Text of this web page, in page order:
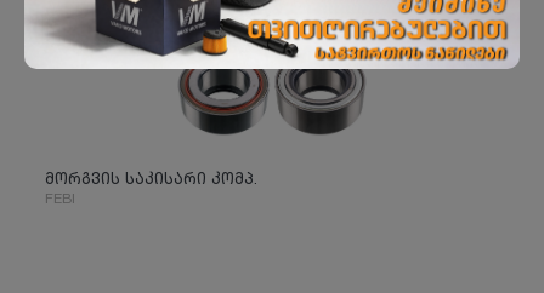
მორგვის საკისარი კომპ.
FEBI